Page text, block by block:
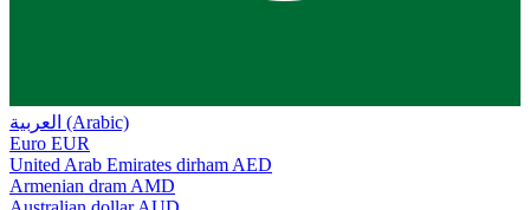
العربية (Arabic)
Euro EUR
United Arab Emirates dirham AED
Armenian dram AMD